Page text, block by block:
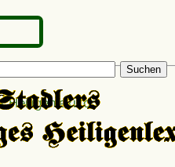
Suchen
Heiligenlexikon